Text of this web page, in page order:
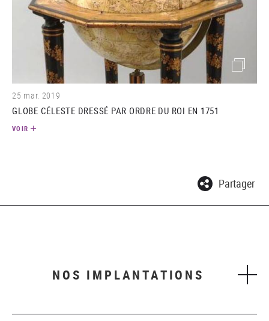
(image)
25 mar. 2019
GLOBE CÉLESTE DRESSÉ PAR ORDRE DU ROI EN 1751
VOIR
Partager
NOS IMPLANTATIONS